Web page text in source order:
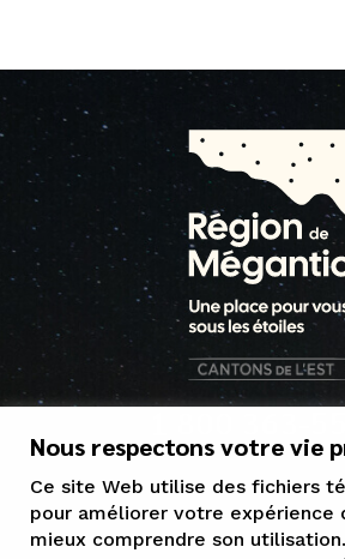
1 800 363-
Nous respectons votre vie
Ce site Web utilise des fichiers
pour améliorer votre expérience
mieux comprendre son